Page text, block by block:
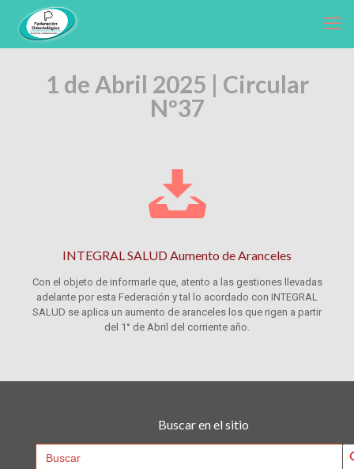
1 de Abril 2025 | Circular
Nº37
INTEGRAL SALUD Aumento de Aranceles
Con el objeto de informarle que, atento a las gestiones llevadas
adelante por esta Federación y tal lo acordado con INTEGRAL
SALUD se aplica un aumento de aranceles los que rigen a partir
del 1° de Abril del corriente año.
Buscar en el sitio
Search